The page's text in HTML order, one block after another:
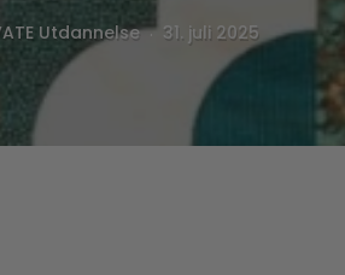
Utdannelse . 31. juli 2025